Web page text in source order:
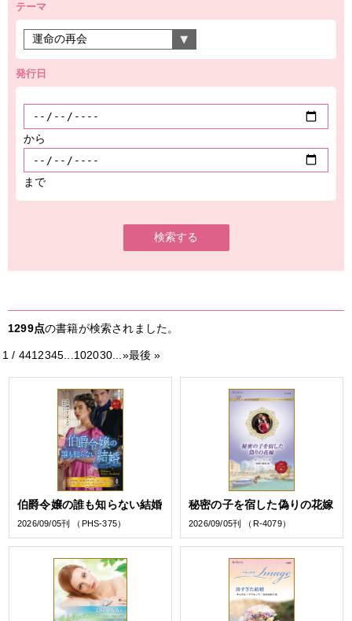
テーマ
発行日
から
まで
検索する
1299点の書籍が検索されました。
1 / 441 2345 102030 »最後 »
伯爵令嬢の誰も知らない結婚
2026/09/05刊 （PHS-375）
秘密の子を宿した偽りの花嫁
2026/09/05刊 （R-4079）